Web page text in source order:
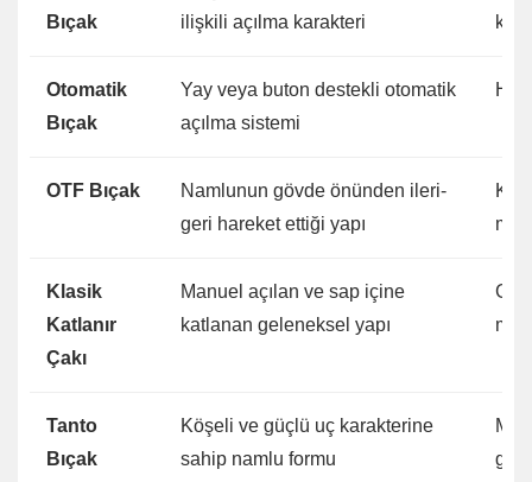
Bıçak
ilişkili açılma karakteri
Otomatik
Bıçak
Yay veya buton destekli otomatik
açılma sistemi
OTF Bıçak
Namlunun gövde önünden ileri-
geri hareket ettiği yapı
Klasik
Katlanır
Çakı
Manuel açılan ve sap içine
katlanan geleneksel yapı
Tanto
Bıçak
Köşeli ve güçlü uç karakterine
sahip namlu formu